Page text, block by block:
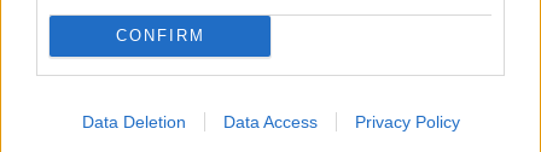
CONFIRM
Data Deletion Data Access Privacy Policy
Σχετικά Άρθρα